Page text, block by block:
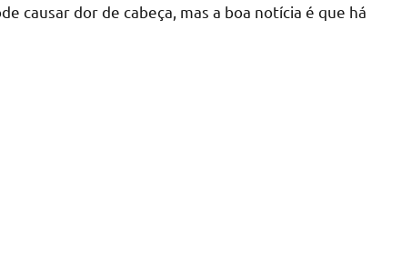
causar dor de cabeça, mas a boa notícia é que há